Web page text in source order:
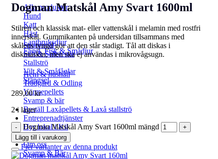
Alla produkter
Hund
Katt
Häst
Lantbruksdjur
Fågel, Fisk & Smådjur
Spannmål
Salt & Saltstenar
Stallströ
Vilt & Småfåglar
Stängsel
Hem & hushåll
Trädgård & Odling
Värmepellets
Svamp & bär
Beställ Laxåpellets & Laxå stallströ
Entreprenadtjänster
Hyr lokal i Kil
Kontakta oss
Om oss
Svamp & Bär
Dogman Matskål Amy Svart 1600ml
Stilren och klassisk mat- eller vattenskål i melamin med rostfri
innerskål. Gummikanten på undersidan tillsammans med
skålens tyngd gör att den står stadigt. Tål att diskas i
diskmaskin, men ska ej användas i mikrovågsugn.
289,00kr
2 i lager
Dogman Matskål Amy Svart 1600ml mängd
Lägg till i varukorg
Fler varianter av denna produkt